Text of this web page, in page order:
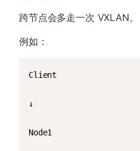
跨节点会多走一次 VXLAN。
例如：
Client
↓
Node1